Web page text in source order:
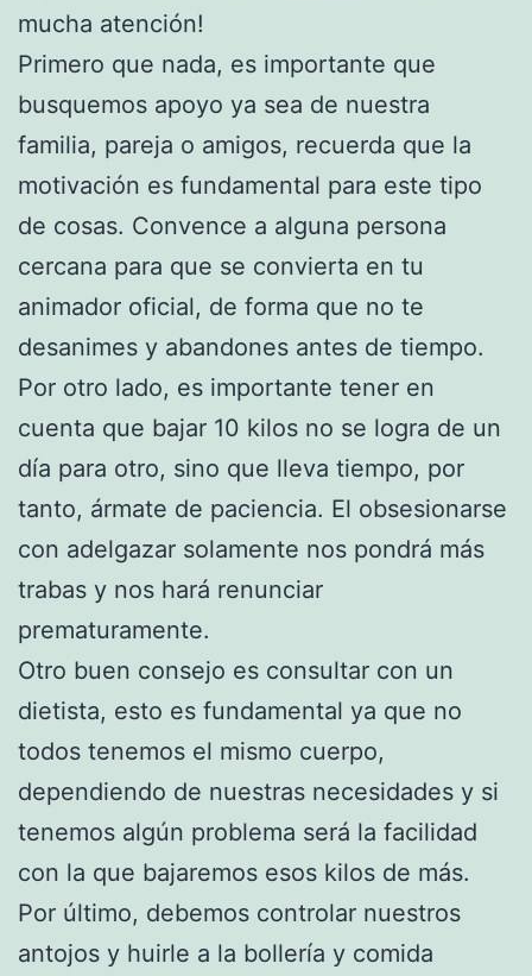
mucha atención!
Primero que nada, es importante que
busquemos apoyo ya sea de nuestra
familia, pareja o amigos, recuerda que la
motivación es fundamental para este tipo
de cosas. Convence a alguna persona
cercana para que se convierta en tu
animador oficial, de forma que no te
desanimes y abandones antes de tiempo.
Por otro lado, es importante tener en
cuenta que bajar 10 kilos no se logra de un
día para otro, sino que lleva tiempo, por
tanto, ármate de paciencia. El obsesionarse
con adelgazar solamente nos pondrá más
trabas y nos hará renunciar
prematuramente.
Otro buen consejo es consultar con un
dietista, esto es fundamental ya que no
todos tenemos el mismo cuerpo,
dependiendo de nuestras necesidades y si
tenemos algún problema será la facilidad
con la que bajaremos esos kilos de más.
Por último, debemos controlar nuestros
antojos y huirle a la bollería y comida